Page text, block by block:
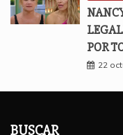
POR
22
BUSCAR